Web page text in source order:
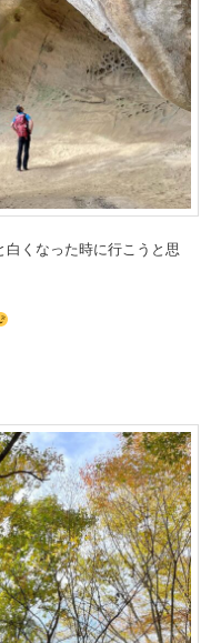
くなった時に行こうと思